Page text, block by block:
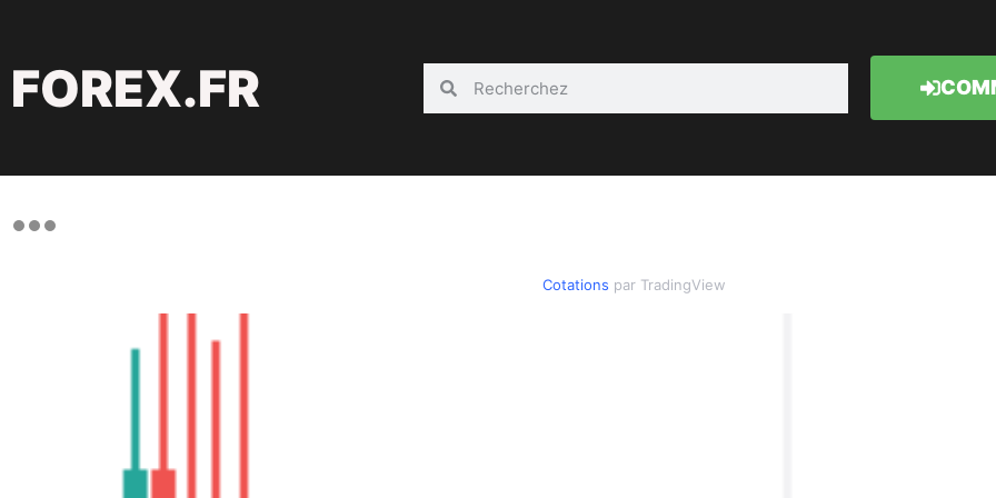
FOREX.FR
Cotations par TradingView